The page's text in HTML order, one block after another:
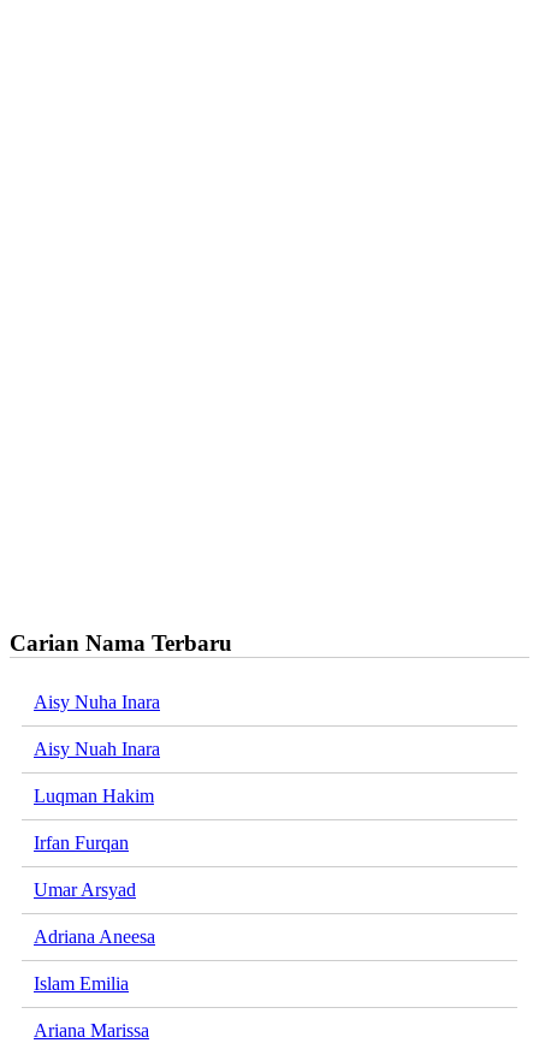
Carian Nama Terbaru
Aisy Nuha Inara
Aisy Nuah Inara
Luqman Hakim
Irfan Furqan
Umar Arsyad
Adriana Aneesa
Islam Emilia
Ariana Marissa